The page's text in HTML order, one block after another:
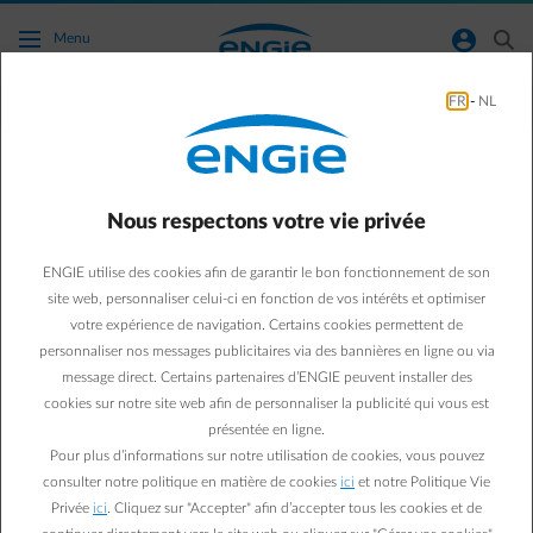
Accéder au contenu principal
Menu normal-account-circle search
Agir pour la planète
Alors les éoliennes, dites-
moi quelle est votre
empreinte carbone
13/06/2024 ·
FR - NL
Nous respectons votre vie privée
ENGIE utilise des cookies afin de garantir le bon fonctionnement de son
site web, personnaliser celui-ci en fonction de vos intérêts et optimiser
votre expérience de navigation. Certains cookies permettent de
personnaliser nos messages publicitaires via des bannières en ligne ou via
message direct. Certains partenaires d’ENGIE peuvent installer des
cookies sur notre site web afin de personnaliser la publicité qui vous est
présentée en ligne.
Pour plus d’informations sur notre utilisation de cookies, vous pouvez
consulter notre politique en matière de cookies ici et notre Politique Vie
Privée ici . Cliquez sur "Accepter" afin d’accepter tous les cookies et de